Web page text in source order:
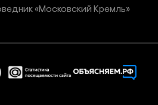
«Московский Кремль»